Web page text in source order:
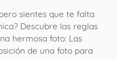
sientes que te falta
Descubre las reglas
hermosa foto: Las
de una foto para